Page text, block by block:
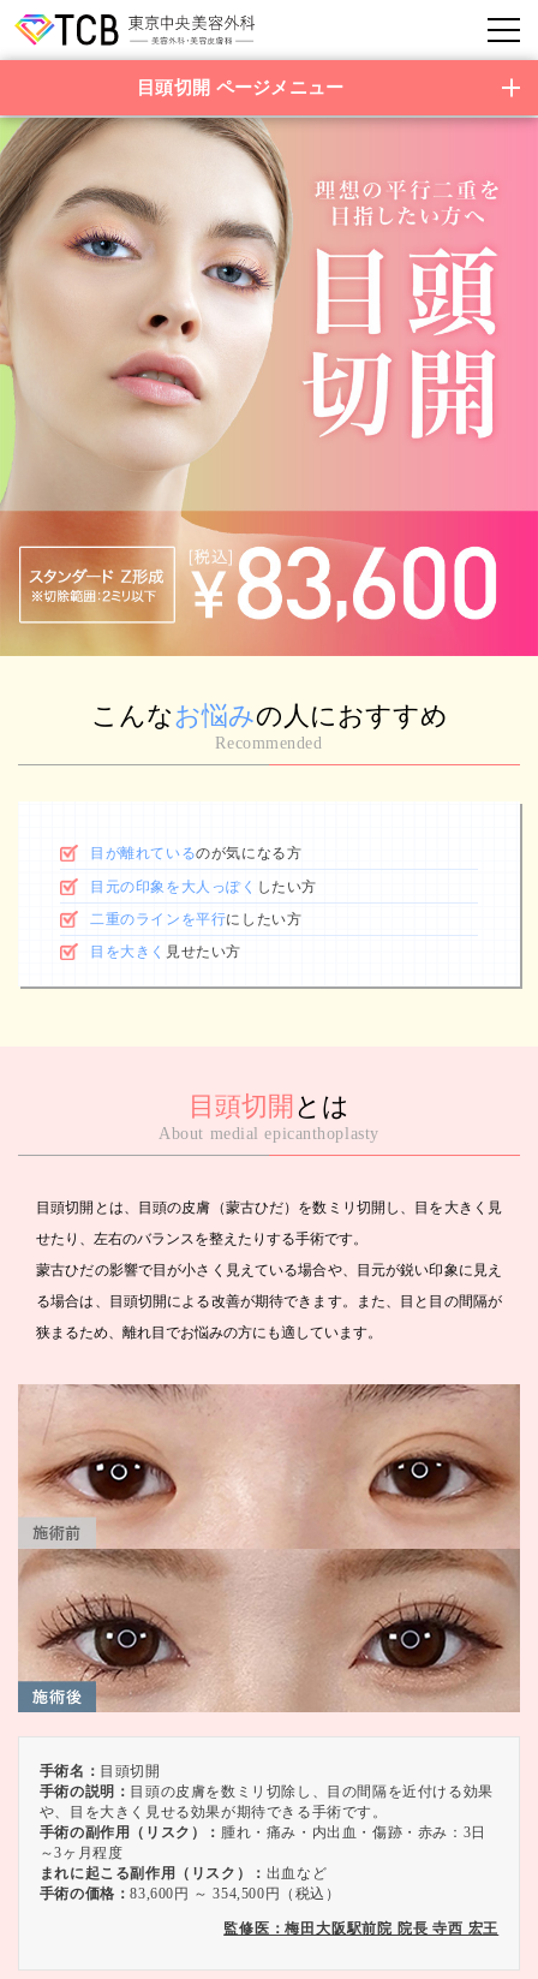
目頭切開 ページメニュー
目頭切開
こんなお悩みの人におすすめ
Recommended
目が離れているのが気になる方
目元の印象を大人っぽく したい方
二重のラインを平行にしたい方
目を大きく 見せたい方
目頭切開 とは
About medial epicanthoplasty
目頭切開とは、目頭の皮膚（蒙古ひだ）を数ミリ切開し、目を大きく見
せたり、左右のバランスを整えたりする手術です。
蒙古ひだの影響で目が小さく見えている場合や、目元が鋭い印象に見え
る場合は、目頭切開による改善が期待できます。また、目と目の間隔が
狭まるため、離れ目でお悩みの方にも適しています。
手術名： 目頭切開
手術の説明： 目頭の皮膚を数ミリ切除し、目の間隔を近付ける効果
や、目を大きく見せる効果が期待できる手術です。
手術の副作用（リスク）： 腫れ・痛み・内出血・傷跡・赤み：3日
～3ヶ月程度
まれに起こる副作用（リスク）： 出血など
手術の価格：83,600円 ～ 354,500円（税込）
監修医：梅田大阪駅前院 院長 寺西 宏王